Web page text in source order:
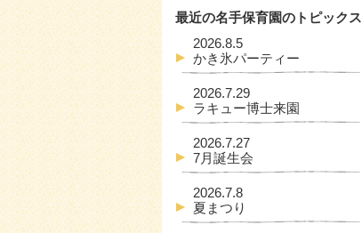
最近の名手保育園のトピックス
2026.8.5
かき氷パーティー
2026.7.29
ラキュー博士来園
2026.7.27
7月誕生会
2026.7.8
夏まつり